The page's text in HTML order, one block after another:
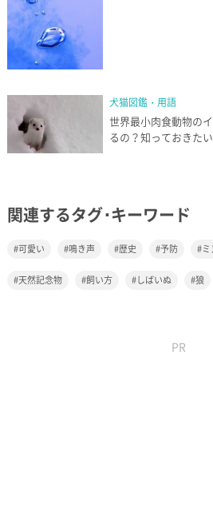
犬猫図鑑・用語
世界最小肉食動物の
るの？知っておきた
関連するタグ･キーワード
可愛い 鳴き声 歴史 予防 ミ
天然記念物 飼い方 しばいぬ 狼
PR